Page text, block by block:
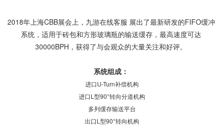
2018年上海CBB展会上，九游在线客服 展出了最新研发的FIFO缓冲
系统，适用于砖包和方形玻璃瓶的输送缓存，最高速度可达
30000BPH，获得了与会观众的大量关注和好评。
系统组成：
进口U-Turn补偿机构
进口L型90°转向分道机构
多列缓存输送平台
出口L型90°转向机构